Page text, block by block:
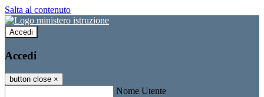
Salta al contenuto
Accedi
Accedi
button close ×
Nome Utente